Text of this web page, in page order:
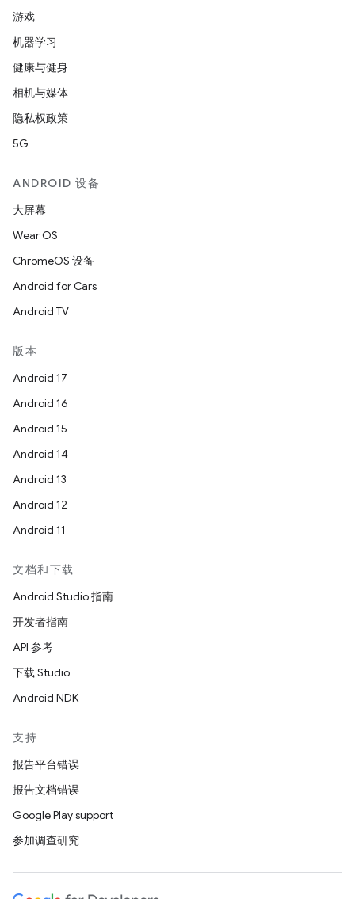
游戏
机器学习
健康与健身
相机与媒体
隐私权政策
5G
ANDROID 设备
大屏幕
Wear OS
ChromeOS 设备
Android for Cars
Android TV
版本
Android 17
Android 16
Android 15
Android 14
Android 13
Android 12
Android 11
文档和下载
Android Studio 指南
开发者指南
API 参考
下载 Studio
Android NDK
支持
报告平台错误
报告文档错误
Google Play support
参加调查研究